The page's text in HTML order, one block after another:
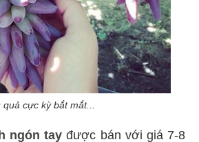
cực kỳ bắt mắt...
ngón tay được bán với giá 7-8